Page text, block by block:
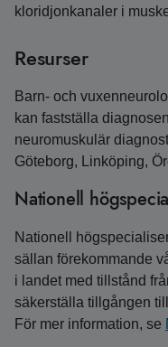
kloridjonkanaler i
Resurser
Barn- och
kan fastställa
neuromuskulär
Göteborg, Linköping,
Nationell
Nationell
sällan förekommande
i landet med tillstånd
säkerställa tillgången
För mer information, se